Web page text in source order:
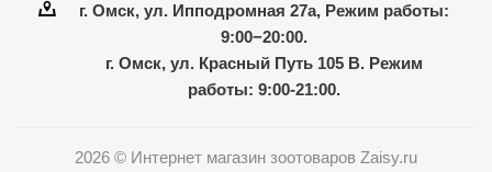
г. Омск, ул. Ипподромная 27а, Режим работы:
9:00−20:00.
г. Омск, ул. Красный Путь 105 В. Режим
работы: 9:00-21:00.
2026 © Интернет магазин зоотоваров Zaisy.ru